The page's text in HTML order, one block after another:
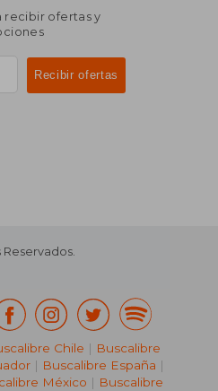
recibir ofertas y
Chile | Buscalibre
| Buscalibre España |
México | Buscalibre